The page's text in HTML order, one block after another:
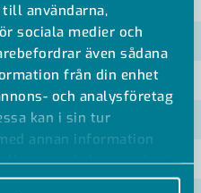
användarna,
sociala medier och
även sådana
från din enhet
och analysföretag
kan i sin tur
annan information
som de har samlat in